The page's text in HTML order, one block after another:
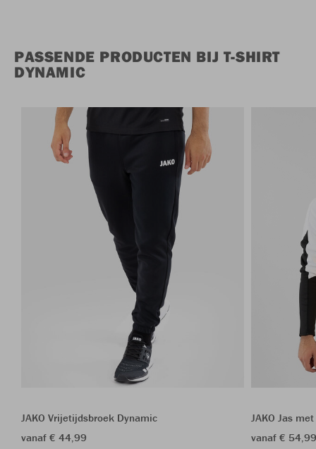
PASSENDE PRODUCTEN BIJ T-SHIRT
DYNAMIC
JAKO Vrijetijdsbroek Dynamic
vanaf € 44,99
JAKO Jas
vanaf €